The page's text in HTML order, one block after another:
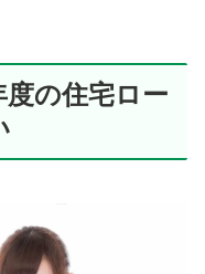
の住宅ロー